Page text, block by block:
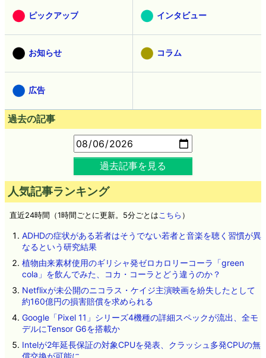
ピックアップ インタビュー
お知らせ コラム
広告
過去の記事
過去記事を見る
人気記事ランキング
直近24時間（1時間ごとに更新。5分ごとはこちら ）
ADHDの症状がある若者はそうでない若者と音楽を聴く習慣が異
なるという研究結果
植物由来素材使用のギリシャ発ゼロカロリーコーラ「green
cola」を飲んでみた、コカ・コーラとどう違うのか？
Netflixが未公開のニコラス・ケイジ主演映画を紛失したとして
約160億円の損害賠償を求められる
Google「Pixel 11」シリーズ4機種の詳細スペックが流出、全モ
デルにTensor G6を搭載か
Intelが2年延長保証の対象CPUを発表、クラッシュ多発CPUの無